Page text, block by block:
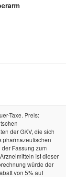
Taxe. Preis:
der GKV, die sich
pharmazeutischen
Fassung zum
ist dieser
würde der
von 5% auf